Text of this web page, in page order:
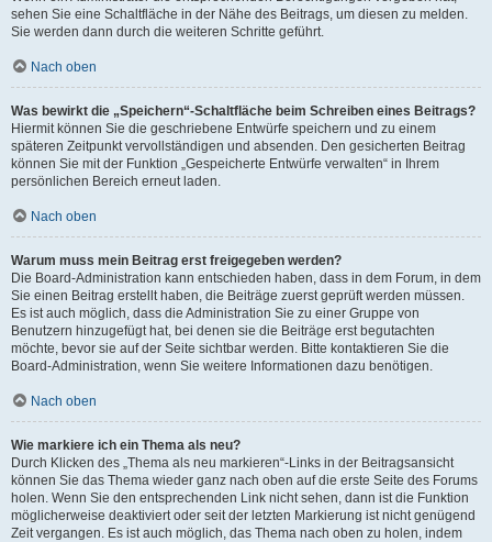
sehen Sie eine Schaltfläche in der Nähe des Beitrags, um diesen zu melden.
Sie werden dann durch die weiteren Schritte geführt.
Nach oben
Was bewirkt die „Speichern“-Schaltfläche beim Schreiben eines Beitrags?
Hiermit können Sie die geschriebene Entwürfe speichern und zu einem
späteren Zeitpunkt vervollständigen und absenden. Den gesicherten Beitrag
können Sie mit der Funktion „Gespeicherte Entwürfe verwalten“ in Ihrem
persönlichen Bereich erneut laden.
Nach oben
Warum muss mein Beitrag erst freigegeben werden?
Die Board-Administration kann entschieden haben, dass in dem Forum, in dem
Sie einen Beitrag erstellt haben, die Beiträge zuerst geprüft werden müssen.
Es ist auch möglich, dass die Administration Sie zu einer Gruppe von
Benutzern hinzugefügt hat, bei denen sie die Beiträge erst begutachten
möchte, bevor sie auf der Seite sichtbar werden. Bitte kontaktieren Sie die
Board-Administration, wenn Sie weitere Informationen dazu benötigen.
Nach oben
Wie markiere ich ein Thema als neu?
Durch Klicken des „Thema als neu markieren“-Links in der Beitragsansicht
können Sie das Thema wieder ganz nach oben auf die erste Seite des Forums
holen. Wenn Sie den entsprechenden Link nicht sehen, dann ist die Funktion
möglicherweise deaktiviert oder seit der letzten Markierung ist nicht genügend
Zeit vergangen. Es ist auch möglich, das Thema nach oben zu holen, indem